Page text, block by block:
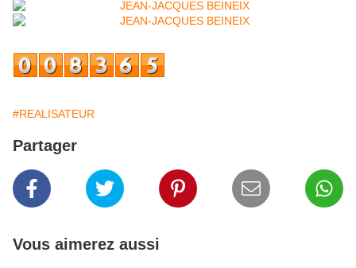
#REALISATEUR
Partager
Vous aimerez aussi